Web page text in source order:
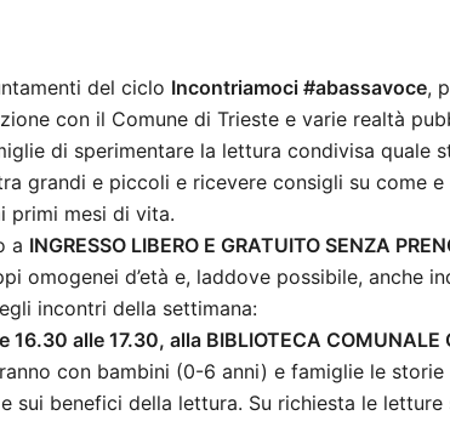
del ciclo Incontriamoci #abassavoce,
con il Comune di Trieste e varie realtà
di sperimentare la lettura condivisa quale
grandi e piccoli e ricevere consigli su come
primi mesi di vita.
a INGRESSO LIBERO E GRATUITO SENZA
omogenei d’età e, laddove possibile, anche
incontri della settimana:
16.30 alle 17.30, alla BIBLIOTECA COMUNALE
con bambini (0-6 anni) e famiglie le
sui benefici della lettura. Su richiesta le